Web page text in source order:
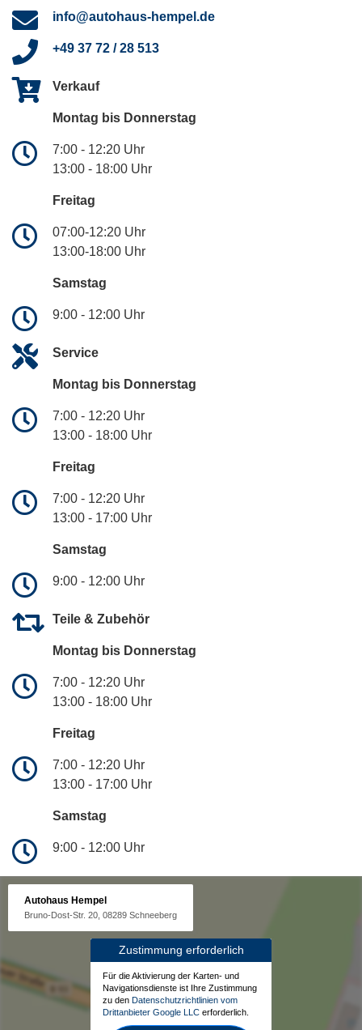
info@autohaus-hempel.de
+49 37 72 / 28 513
Verkauf
Montag bis Donnerstag
7:00 - 12:20 Uhr
13:00 - 18:00 Uhr
Freitag
07:00-12:20 Uhr
13:00-18:00 Uhr
Samstag
9:00 - 12:00 Uhr
Service
Montag bis Donnerstag
7:00 - 12:20 Uhr
13:00 - 18:00 Uhr
Freitag
7:00 - 12:20 Uhr
13:00 - 17:00 Uhr
Samstag
9:00 - 12:00 Uhr
Teile & Zubehör
Montag bis Donnerstag
7:00 - 12:20 Uhr
13:00 - 18:00 Uhr
Freitag
7:00 - 12:20 Uhr
13:00 - 17:00 Uhr
Samstag
9:00 - 12:00 Uhr
Autohaus Hempel
Bruno-Dost-Str. 20, 08289 Schneeberg
Zustimmung erforderlich
Für die Aktivierung der Karten- und
Navigationsdienste ist Ihre Zustimmung
zu den Datenschutzrichtlinien vom
Drittanbieter Google LLC erforderlich.